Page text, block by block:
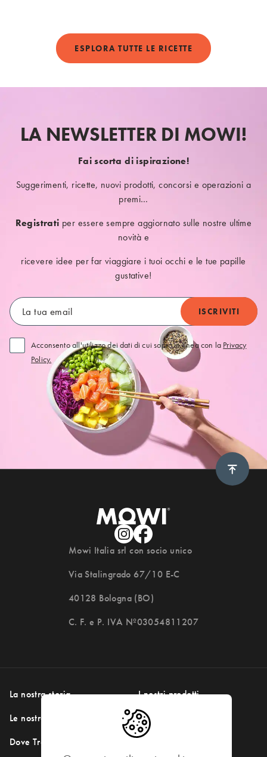
ESPLORA TUTTE LE RICETTE
LA NEWSLETTER DI MOWI!
Fai scorta di ispirazione!
Suggerimenti, ricette, nuovi prodotti, concorsi e operazioni a
premi…
Registrati per essere sempre aggiornato sulle nostre ultime
novità e
ricevere idee per far viaggiare i tuoi occhi e le tue papille
gustative!
Acconsento all'utilizzo dei dati di cui sopra in linea con la Privacy
Policy.
Scroll
Mowi Italia srl con socio unico
Via Stalingrado 67/10 E-C
40128 Bologna (BO)
C. F. e P. IVA Nº03054811207
La nostra storia
I nostri prodotti
Le nostre ricette
Il nostro impegno
Dove Trovarci